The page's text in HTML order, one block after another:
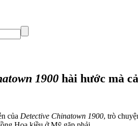
1900 hài hước mà
của Detective Chinatown 1900, trò